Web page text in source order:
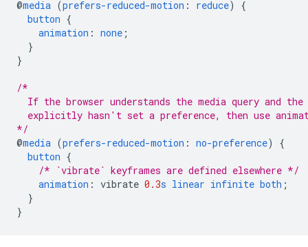
@media (prefers-reduced-motion : reduce)
{
button {
animation : none ;
}
}
/*
If the browser understands the media query and the
explicitly hasn't set a preference, then use
*/
@media (prefers-reduced-motion : no-preference)
{
button {
/* `vibrate` keyframes are defined elsewhere */
animation : vibrate 0.3s linear infinite both ;
}
}